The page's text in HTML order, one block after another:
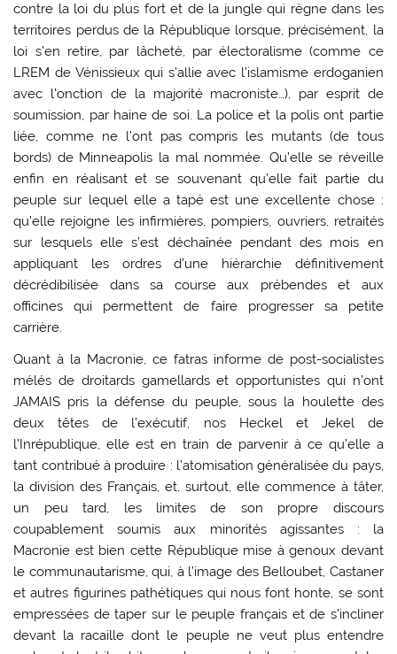
contre la loi du plus fort et de la jungle qui règne dans les
territoires perdus de la République lorsque, précisément, la
loi s’en retire, par lâcheté, par électoralisme (comme ce
LREM de Vénissieux qui s’allie avec l’islamisme erdoganien
avec l’onction de la majorité macroniste…), par esprit de
soumission, par haine de soi. La police et la polis ont partie
liée, comme ne l’ont pas compris les mutants (de tous
bords) de Minneapolis la mal nommée. Qu’elle se réveille
enfin en réalisant et se souvenant qu’elle fait partie du
peuple sur lequel elle a tapé est une excellente chose :
qu’elle rejoigne les infirmières, pompiers, ouvriers, retraités
sur lesquels elle s’est déchaînée pendant des mois en
appliquant les ordres d’une hiérarchie définitivement
décrédibilisée dans sa course aux prébendes et aux
officines qui permettent de faire progresser sa petite
carrière.
Quant à la Macronie, ce fatras informe de post-socialistes
mélés de droitards gamellards et opportunistes qui n’ont
JAMAIS pris la défense du peuple, sous la houlette des
deux têtes de l’exécutif, nos Heckel et Jekel de
l’Inrépublique, elle est en train de parvenir à ce qu’elle a
tant contribué à produire : l’atomisation généralisée du pays,
la division des Français, et, surtout, elle commence à tâter,
un peu tard, les limites de son propre discours
coupablement soumis aux minorités agissantes : la
Macronie est bien cette République mise à genoux devant
le communautarisme, qui, à l’image des Belloubet, Castaner
et autres figurines pathétiques qui nous font honte, se sont
empressées de taper sur le peuple français et de s’incliner
devant la racaille dont le peuple ne veut plus entendre